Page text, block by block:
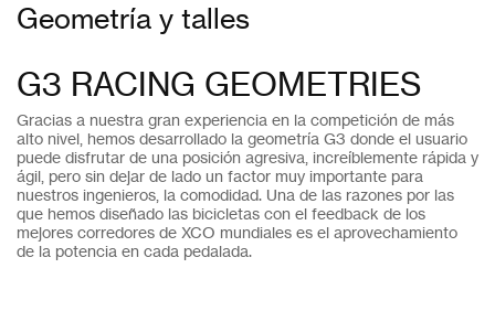
Geometría y talles
G3 RACING GEOMETRIES
Gracias a nuestra gran experiencia en la competición de más
alto nivel, hemos desarrollado la geometría G3 donde el usuario
puede disfrutar de una posición agresiva, increíblemente rápida y
ágil, pero sin dejar de lado un factor muy importante para
nuestros ingenieros, la comodidad. Una de las razones por las
que hemos diseñado las bicicletas con el feedback de los
mejores corredores de XCO mundiales es el aprovechamiento
de la potencia en cada pedalada.